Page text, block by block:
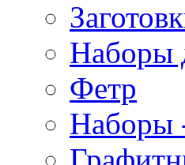
Наборы
Фетр
Наборы